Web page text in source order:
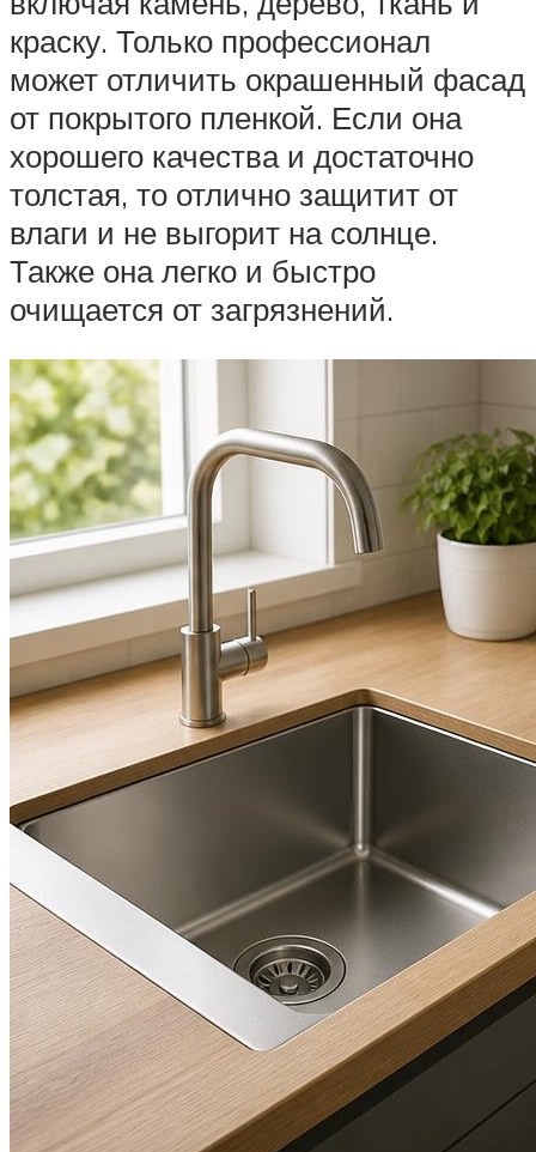
краску. Только профессионал
может отличить окрашенный фасад
от покрытого пленкой. Если она
хорошего качества и достаточно
толстая, то отлично защитит от
влаги и не выгорит на солнце.
Также она легко и быстро
очищается от загрязнений.